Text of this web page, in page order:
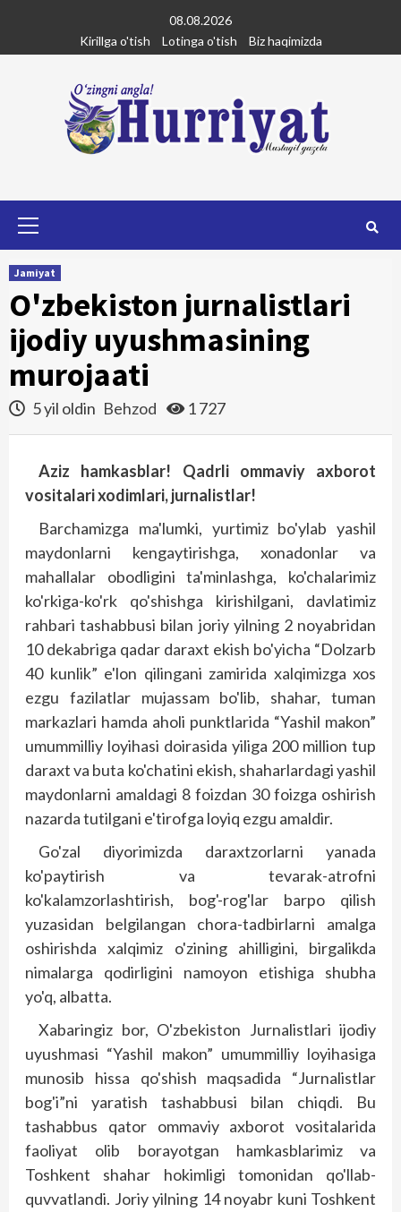
content
08.08.2026
Kirillga o'tish
Lotinga o'tish Biz haqimizda
Jamiyat
O'zbekiston jurnalistlari
ijodiy uyushmasining
murojaati
5 yil oldin Behzod 1 727
Aziz hamkasblar! Qadrli ommaviy axborot
vositalari xodimlari, jurnalistlar!
Barchamizga ma'lumki, yurtimiz bo'ylab yashil
maydonlarni kengaytirishga, xonadonlar va
mahallalar obodligini ta'minlashga, ko'chalarimiz
ko'rkiga-ko'rk qo'shishga kirishilgani, davlatimiz
rahbari tashabbusi bilan joriy yilning 2 noyabridan
10 dekabriga qadar daraxt ekish bo'yicha “Dolzarb
40 kunlik” e'lon qilingani zamirida xalqimizga xos
ezgu fazilatlar mujassam bo'lib, shahar, tuman
markazlari hamda aholi punktlarida “Yashil makon”
umummilliy loyi­hasi doirasida yiliga 200 million tup
daraxt va buta ko'chatini ekish, shaharlardagi yashil
maydonlarni amaldagi 8 foizdan 30 foizga oshirish
nazarda tutilgani e'tirofga loyiq ezgu amaldir.
Go'zal diyorimizda daraxtzorlarni yanada
ko'paytirish va tevarak-atrofni
ko'kalamzorlashtirish, bog'-rog'lar barpo qilish
yuzasidan belgilangan chora-tadbirlarni amalga
oshirishda xalqimiz o'zining ahilligini, birgalikda
nimalarga qodirligini namoyon etishiga shubha
yo'q, albatta.
Xabaringiz bor, O'zbekiston Jurnalistlari ijodiy
uyushmasi “Yashil makon” umummilliy loyihasiga
munosib hissa qo'shish maqsadida “Jurnalistlar
bog'i”ni yaratish tashabbusi bilan chiqdi. Bu
tashabbus qator ommaviy axborot vositalarida
faoliyat olib borayotgan hamkasblarimiz va
Toshkent shahar hokimligi tomonidan qo'llab-
quvvatlandi. Joriy yilning 14 noyabr kuni Toshkent